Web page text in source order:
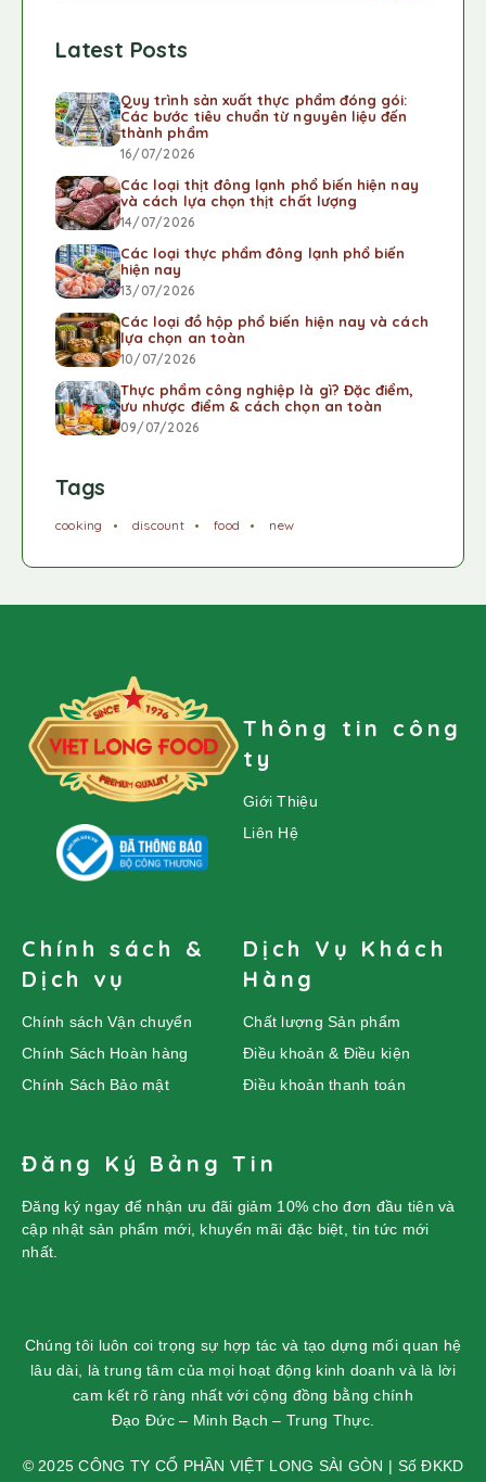
Latest Posts
Quy trình sản xuất thực phẩm đóng gói:
Các bước tiêu chuẩn từ nguyên liệu đến
thành phẩm
16/07/2026
Các loại thịt đông lạnh phổ biến hiện nay
và cách lựa chọn thịt chất lượng
14/07/2026
Các loại thực phẩm đông lạnh phổ biến
hiện nay
13/07/2026
Các loại đồ hộp phổ biến hiện nay và cách
lựa chọn an toàn
10/07/2026
Thực phẩm công nghiệp là gì? Đặc điểm,
ưu nhược điểm & cách chọn an toàn
09/07/2026
Tags
cooking discount food new
Thông tin công
ty
Giới Thiệu
Liên Hệ
Chính sách &
Dịch vụ
Chính sách Vận chuyển
Chính Sách Hoàn hàng
Chính Sách Bảo mật
Dịch Vụ Khách
Hàng
Chất lượng Sản phẩm
Điều khoản & Điều kiện
Điều khoản thanh toán
Đăng Ký Bảng Tin
Đăng ký ngay để nhận ưu đãi giảm 10% cho đơn đầu tiên và
cập nhật sản phẩm mới, khuyến mãi đặc biệt, tin tức mới
nhất.
Chúng tôi luôn coi trọng sự hợp tác và tạo dựng mối quan hệ
lâu dài, là trung tâm của mọi hoạt động kinh doanh và là lời
cam kết rõ ràng nhất với cộng đồng bằng chính
Đạo Đức – Minh Bạch – Trung Thực.
© 2025 CÔNG TY CỔ PHẦN VIỆT LONG SÀI GÒN | Số ĐKKD